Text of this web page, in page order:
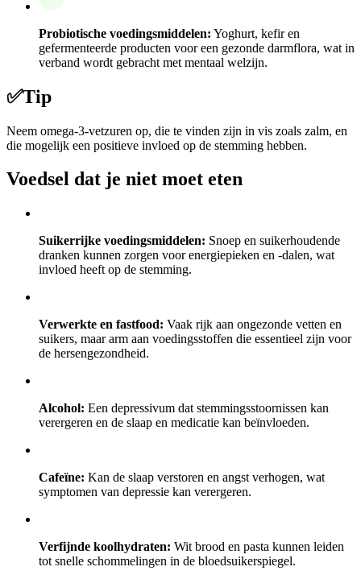
Probiotische voedingsmiddelen: Yoghurt, kefir en
gefermenteerde producten voor een gezonde darmflora, wat in
verband wordt gebracht met mentaal welzijn.
✅Tip
Neem omega-3-vetzuren op, die te vinden zijn in vis zoals zalm, en
die mogelijk een positieve invloed op de stemming hebben.
Voedsel dat je niet moet eten
Suikerrijke voedingsmiddelen: Snoep en suikerhoudende
dranken kunnen zorgen voor energiepieken en -dalen, wat
invloed heeft op de stemming.
Verwerkte en fastfood: Vaak rijk aan ongezonde vetten en
suikers, maar arm aan voedingsstoffen die essentieel zijn voor
de hersengezondheid.
Alcohol: Een depressivum dat stemmingsstoornissen kan
verergeren en de slaap en medicatie kan beïnvloeden.
Cafeïne: Kan de slaap verstoren en angst verhogen, wat
symptomen van depressie kan verergeren.
Verfijnde koolhydraten: Wit brood en pasta kunnen leiden
tot snelle schommelingen in de bloedsuikerspiegel.